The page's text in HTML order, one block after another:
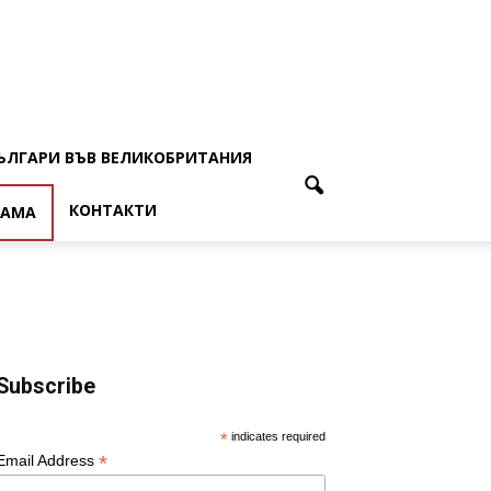
ВЪВ ВЕЛИКОБРИТАНИЯ
КОНТАКТИ
* indicates required
Address *